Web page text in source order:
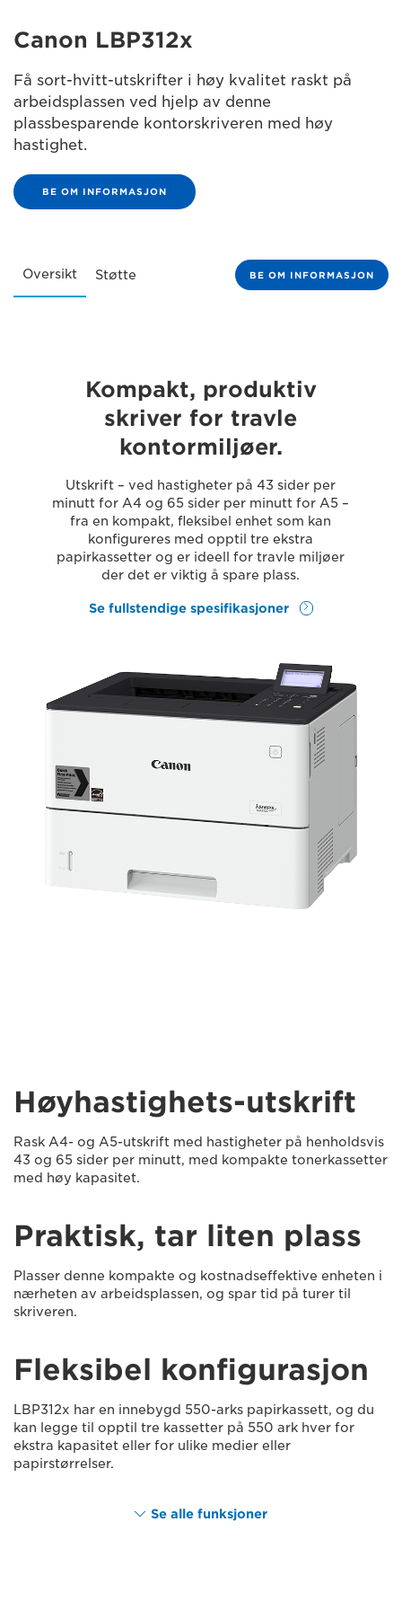
Canon LBP312x
Få sort-hvitt-utskrifter i høy kvalitet raskt på
arbeidsplassen ved hjelp av denne
plassbesparende kontorskriveren med høy
hastighet.
BE OM INFORMASJON
Oversikt Støtte BE OM INFORMASJON
Kompakt, produktiv
skriver for travle
kontormiljøer.
Utskrift – ved hastigheter på 43 sider per
minutt for A4 og 65 sider per minutt for A5 –
fra en kompakt, fleksibel enhet som kan
konfigureres med opptil tre ekstra
papirkassetter og er ideell for travle miljøer
der det er viktig å spare plass.
Se fullstendige spesifikasjoner
Høyhastighets-utskrift
Rask A4- og A5-utskrift med hastigheter på henholdsvis
43 og 65 sider per minutt, med kompakte tonerkassetter
med høy kapasitet.
Praktisk, tar liten plass
Plasser denne kompakte og kostnadseffektive enheten i
nærheten av arbeidsplassen, og spar tid på turer til
skriveren.
Fleksibel konfigurasjon
LBP312x har en innebygd 550-arks papirkassett, og du
kan legge til opptil tre kassetter på 550 ark hver for
ekstra kapasitet eller for ulike medier eller
papirstørrelser.
Se alle funksjoner